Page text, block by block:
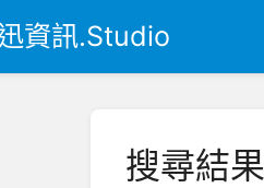
資訊.Studio
搜尋結果